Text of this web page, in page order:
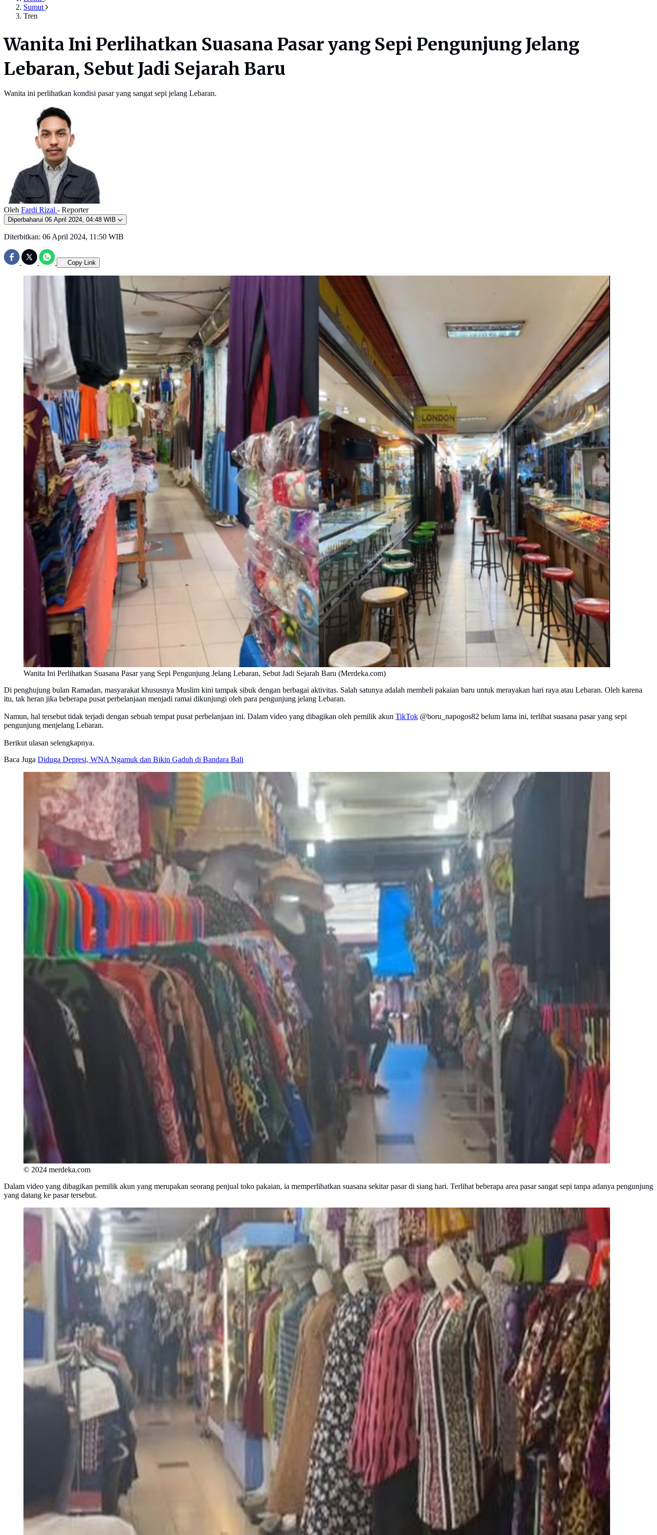
Sumut
Tren
Wanita Ini Perlihatkan Suasana Pasar yang Sepi Pengunjung Jelang
Lebaran, Sebut Jadi Sejarah Baru
Wanita ini perlihatkan kondisi pasar yang sangat sepi jelang Lebaran.
Oleh Fardi Rizal - Reporter
Diperbaharui 06 April 2024, 04:48 WIB
Diterbitkan: 06 April 2024, 11:50 WIB
Copy Link
Wanita Ini Perlihatkan Suasana Pasar yang Sepi Pengunjung Jelang Lebaran, Sebut Jadi Sejarah Baru (Merdeka.com)
Di penghujung bulan Ramadan, masyarakat khususnya Muslim kini tampak sibuk dengan berbagai aktivitas. Salah satunya adalah membeli pakaian baru untuk merayakan hari raya atau Lebaran. Oleh karena
itu, tak heran jika beberapa pusat perbelanjaan menjadi ramai dikunjungi oleh para pengunjung jelang Lebaran.
Namun, hal tersebut tidak terjadi dengan sebuah tempat pusat perbelanjaan ini. Dalam video yang dibagikan oleh pemilik akun TikTok @boru_napogos82 belum lama ini, terlihat suasana pasar yang sepi
pengunjung menjelang Lebaran.
Berikut ulasan selengkapnya.
Baca Juga Diduga Depresi, WNA Ngamuk dan Bikin Gaduh di Bandara Bali
© 2024 merdeka.com
Dalam video yang dibagikan pemilik akun yang merupakan seorang penjual toko pakaian, ia memperlihatkan suasana sekitar pasar di siang hari. Terlihat beberapa area pasar sangat sepi tanpa adanya pengunjung
yang datang ke pasar tersebut.